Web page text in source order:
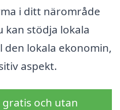
i ditt närområde
kan stödja lokala
lokala ekonomin,
aspekt.
gratis och utan